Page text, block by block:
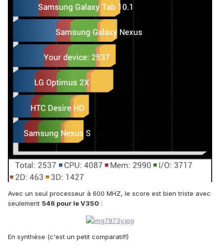
Avec un seul processeur à 600 MHZ, le score est bien triste avec
seulement 546 pour le V350 :
En synthèse (c'est un petit comparatif!)